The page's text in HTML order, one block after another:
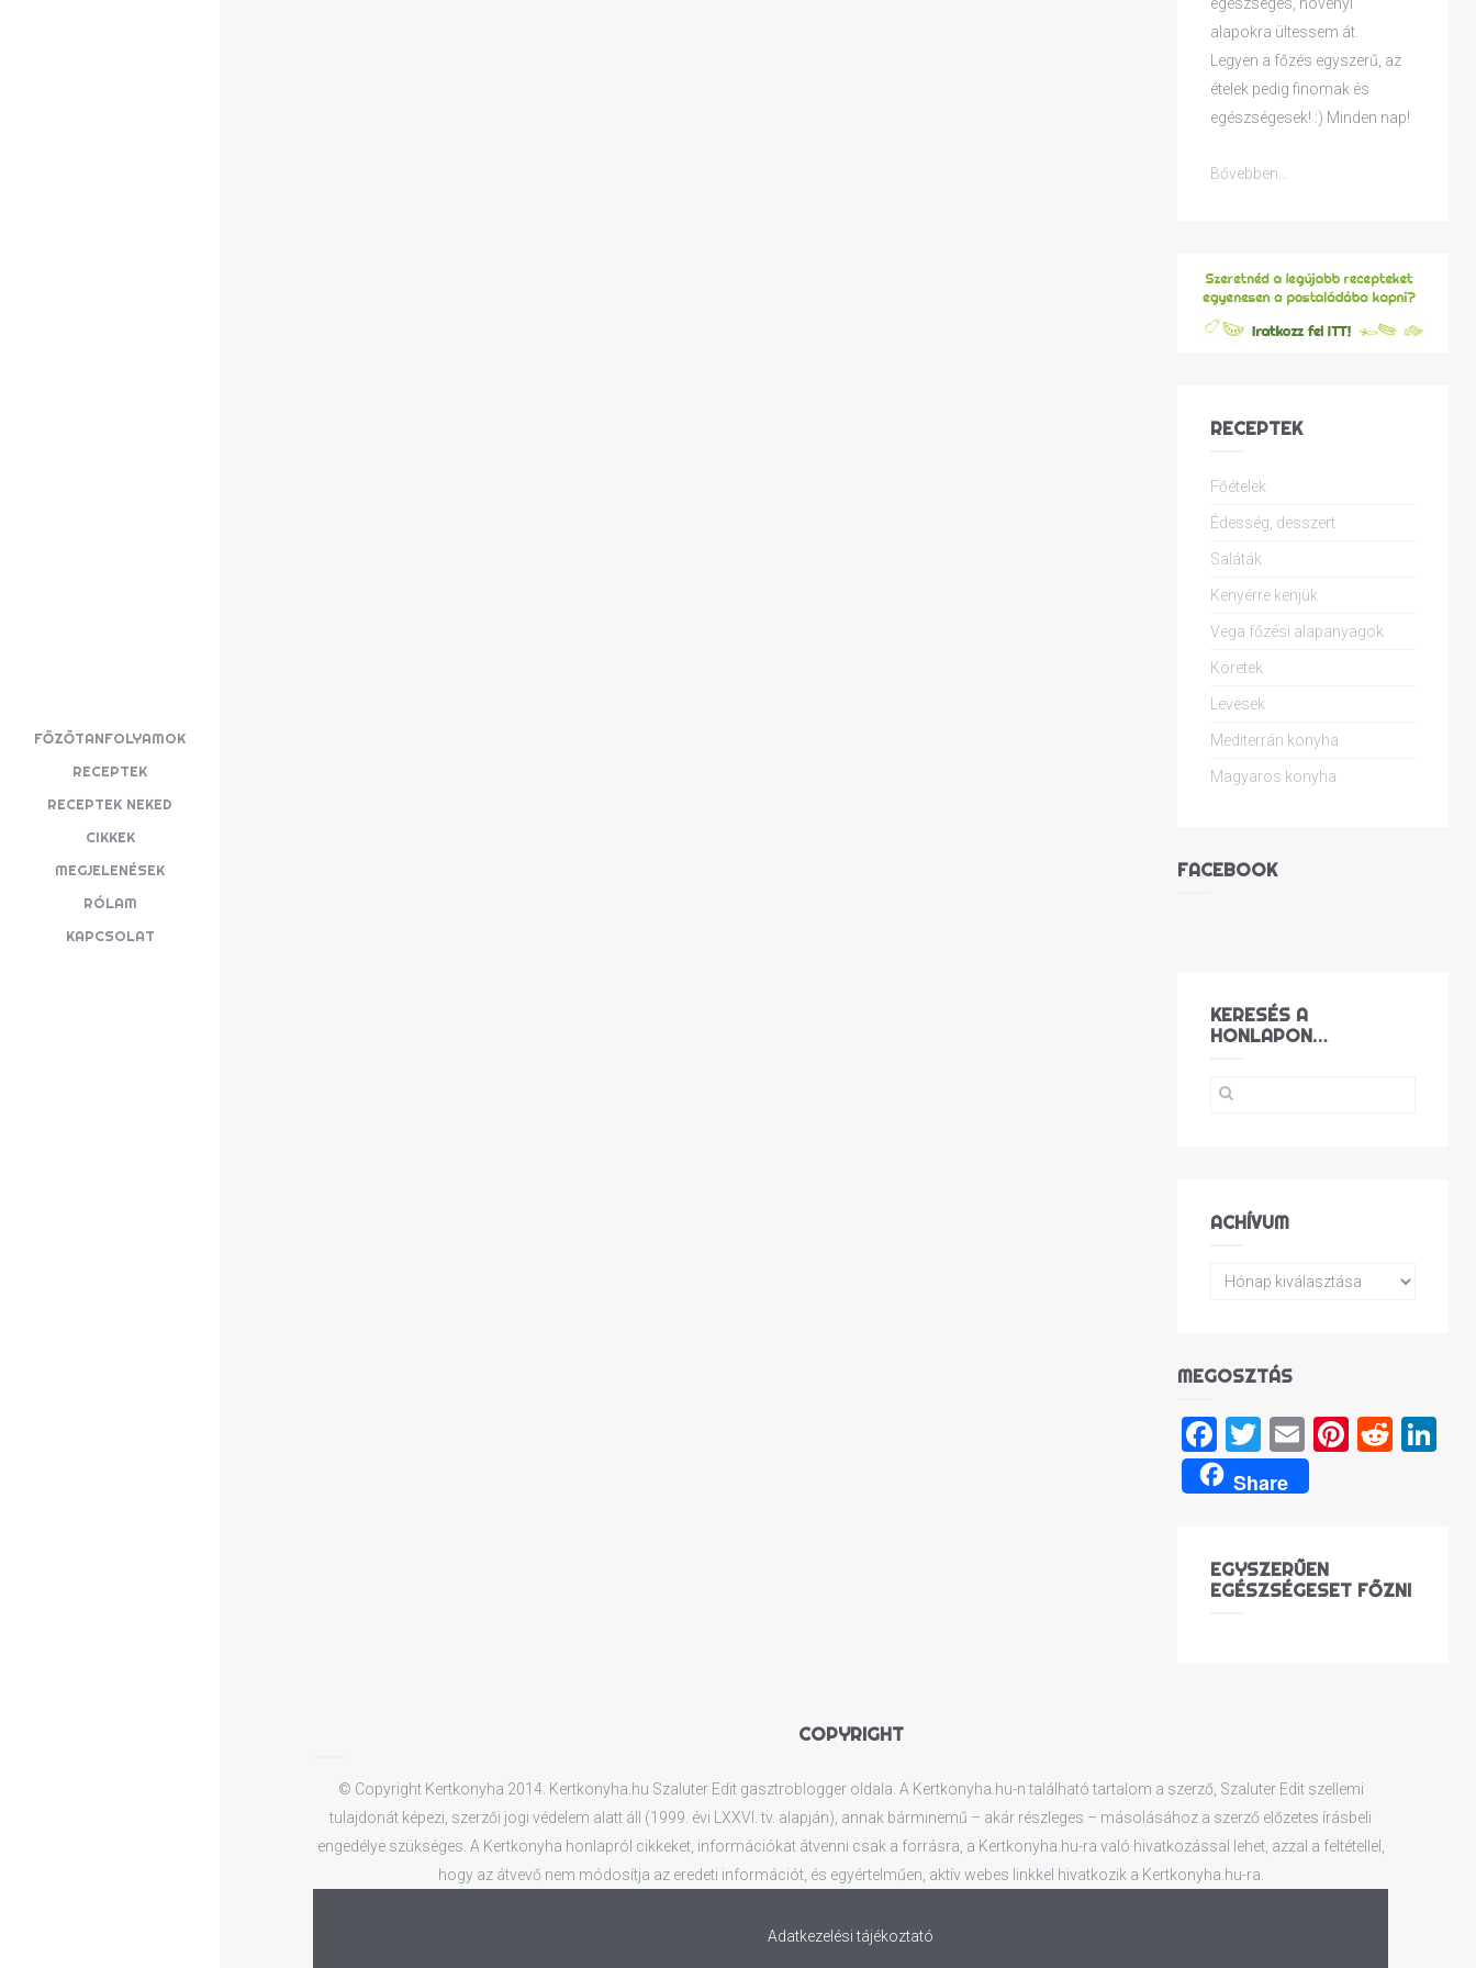
FŐZŐTANFOLYAMOK
RECEPTEK
RECEPTEK NEKED
CIKKEK
MEGJELENÉSEK
RÓLAM
KAPCSOLAT
egészséges, növényi
alapokra ültessem át.
Legyen a főzés egyszerű, az
ételek pedig finomak és
egészségesek! :) Minden nap!
Bővebben...
RECEPTEK
Főételek
Édesség, desszert
Saláták
Kenyérre kenjük
Vega főzési alapanyagok
Köretek
Levesek
Mediterrán konyha
Magyaros konyha
FACEBOOK
KERESÉS A
HONLAPON…
ACHÍVUM
MEGOSZTÁS
Facebook
Twitter
Email
Share
EGYSZERŰEN
EGÉSZSÉGESET FŐZNI
COPYRIGHT
© Copyright Kertkonyha 2014. Kertkonyha.hu Szaluter Edit gasztroblogger oldala. A Kertkonyha.hu-n található tartalom a szerző, Szaluter Edit szellemi
tulajdonát képezi, szerzői jogi védelem alatt áll (1999. évi LXXVI. tv. alapján), annak bárminemű – akár részleges – másolásához a szerző előzetes írásbeli
engedélye szükséges. A Kertkonyha honlapról cikkeket, információkat átvenni csak a forrásra, a Kertkonyha.hu-ra való hivatkozással lehet, azzal a feltétellel,
hogy az átvevő nem módosítja az eredeti információt, és egyértelműen, aktív webes linkkel hivatkozik a Kertkonyha.hu-ra.
Adatkezelési tájékoztató